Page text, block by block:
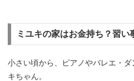
ミユキの家はお金持ち？習い
小さい頃から、ピアノやバレエ・
キちゃん。